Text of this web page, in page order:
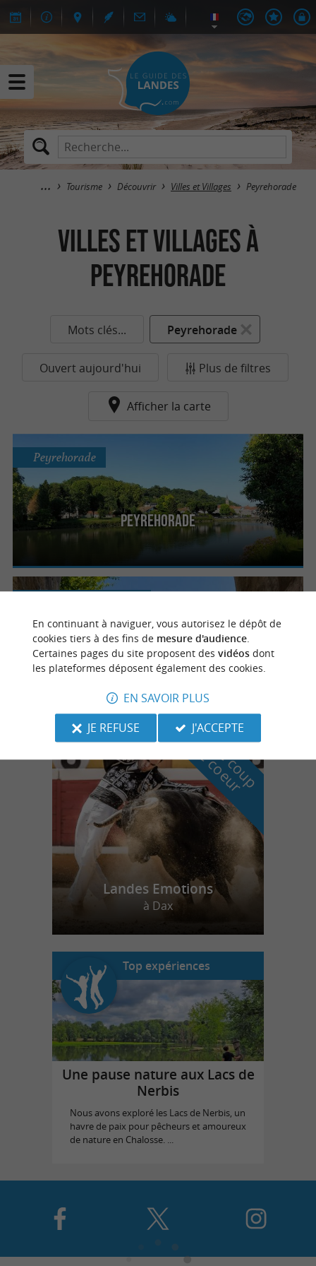
Tourisme Découvrir Villes et Villages Peyrehorade
Villes et Villages à
Peyrehorade
Mots clés... Peyrehorade
Ouvert aujourd'hui Plus de filtres
Afficher la carte
Peyrehorade
Peyrehorade
Hastingues
n
o
t
r
e
c
o
u
p
d
e
c
o
e
u
r
Landes Emotions
à Dax
Top expériences
Une pause nature aux Lacs de
Nerbis
Nous avons exploré les Lacs de Nerbis, un
havre de paix pour pêcheurs et amoureux
de nature en Chalosse. ...
En continuant à naviguer, vous autorisez le dépôt de
cookies tiers à des fins de mesure d'audience.
Certaines pages du site proposent des vidéosdont
les plateformes déposent également des cookies.
EN SAVOIR PLUS
JE REFUSE
J'ACCEPTE